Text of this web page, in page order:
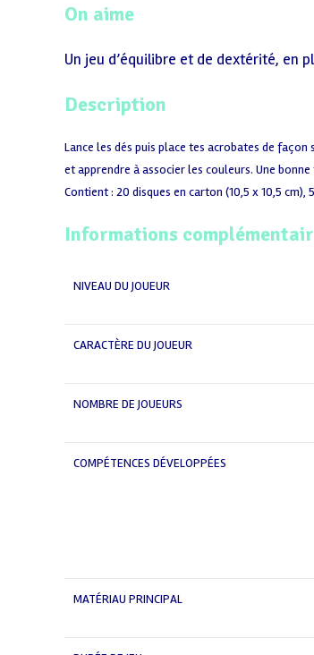
On aime
Un jeu d’équilibre et de dextérité, en
Description
Lance les dés puis place tes acrobates de
et apprendre à associer les couleurs. Une
Contient : 20 disques en carton (10,5 x 10,5 cm),
Informations
NIVEAU DU JOUEUR
CARACTÈRE DU JOUEUR
NOMBRE DE JOUEURS
COMPÉTENCES DÉVELOPPÉES
MATÉRIAU PRINCIPAL